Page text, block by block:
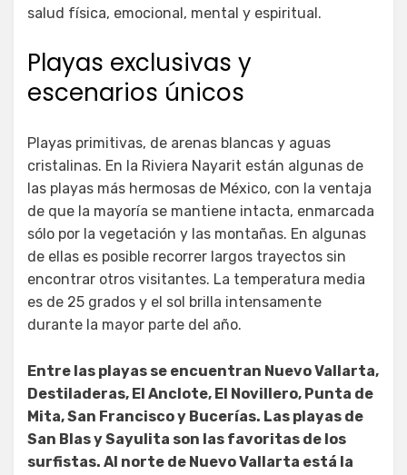
salud física, emocional, mental y espiritual.
Playas exclusivas y
escenarios únicos
Playas primitivas, de arenas blancas y aguas
cristalinas. En la Riviera Nayarit están algunas de
las playas más hermosas de México, con la ventaja
de que la mayoría se mantiene intacta, enmarcada
sólo por la vegetación y las montañas. En algunas
de ellas es posible recorrer largos trayectos sin
encontrar otros visitantes. La temperatura media
es de 25 grados y el sol brilla intensamente
durante la mayor parte del año.
Entre las playas se encuentran Nuevo Vallarta,
Destiladeras, El Anclote, El Novillero, Punta de
Mita, San Francisco y Bucerías. Las playas de
San Blas y Sayulita son las favoritas de los
surfistas. Al norte de Nuevo Vallarta está la